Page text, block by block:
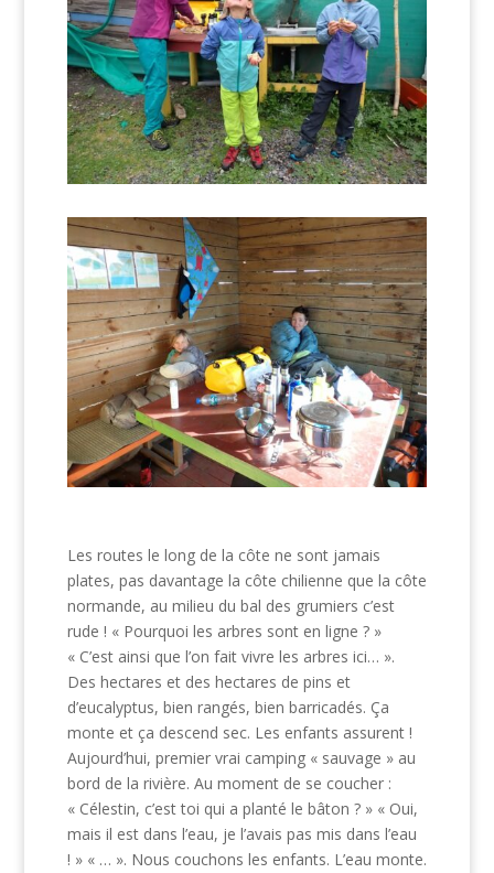
Les routes le long de la côte ne sont jamais
plates, pas davantage la côte chilienne que la côte
normande, au milieu du bal des grumiers c’est
rude ! « Pourquoi les arbres sont en ligne ? »
« C’est ainsi que l’on fait vivre les arbres ici… ».
Des hectares et des hectares de pins et
d’eucalyptus, bien rangés, bien barricadés. Ça
monte et ça descend sec. Les enfants assurent !
Aujourd’hui, premier vrai camping « sauvage » au
bord de la rivière. Au moment de se coucher :
« Célestin, c’est toi qui a planté le bâton ? » « Oui,
mais il est dans l’eau, je l’avais pas mis dans l’eau
! » « … ». Nous couchons les enfants. L’eau monte.